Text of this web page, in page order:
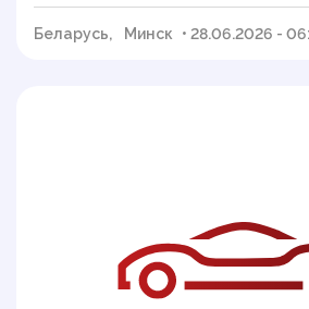
Беларусь, Минск • 28.06.2026 -